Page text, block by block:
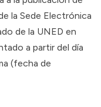
la Sede Electrónica
de la UNED en
a partir del día
(fecha de